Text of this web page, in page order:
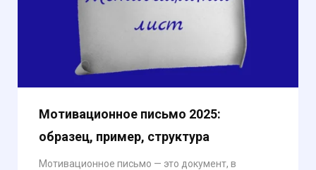
Мотивационное письмо 2025:
образец, пример, структура
Мотивационное письмо — это документ, в